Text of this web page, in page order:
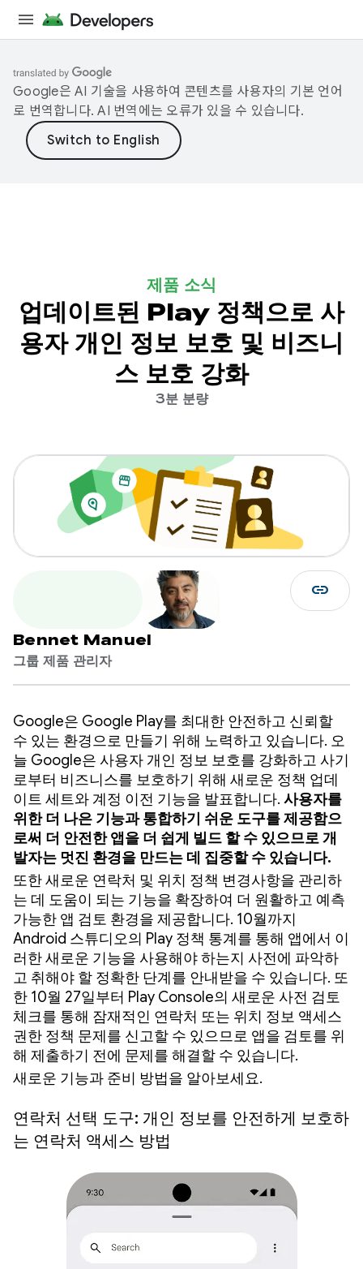
Google은 AI 기술을 사용하여 콘텐츠를 사용자의 기본 언어
로 번역합니다. AI 번역에는 오류가 있을 수 있습니다.
제품 소식
업데이트된 Play 정책으로 사
용자 개인 정보 보호 및 비즈니
스 보호 강화
3분 분량
Bennet Manuel
그룹 제품 관리자
link
Google은 Google Play를 최대한 안전하고 신뢰할
수 있는 환경으로 만들기 위해 노력하고 있습니다. 오
늘 Google은 사용자 개인 정보 보호를 강화하고 사기
로부터 비즈니스를 보호하기 위해 새로운 정책 업데
이트 세트와 계정 이전 기능을 발표합니다. 사용자를
위한 더 나은 기능과 통합하기 쉬운 도구를 제공함으
로써 더 안전한 앱을 더 쉽게 빌드 할 수 있으므로 개
발자는 멋진 환경을 만드는 데 집중할 수 있습니다.
또한 새로운 연락처 및 위치 정책 변경사항을 관리하
는 데 도움이 되는 기능을 확장하여 더 원활하고 예측
가능한 앱 검토 환경을 제공합니다. 10월까지
Android 스튜디오의 Play 정책 통계를 통해 앱에서 이
러한 새로운 기능을 사용해야 하는지 사전에 파악하
고 취해야 할 정확한 단계를 안내받을 수 있습니다. 또
한 10월 27일부터 Play Console의 새로운 사전 검토
체크를 통해 잠재적인 연락처 또는 위치 정보 액세스
권한 정책 문제를 신고할 수 있으므로 앱을 검토를 위
해 제출하기 전에 문제를 해결할 수 있습니다.
새로운 기능과 준비 방법을 알아보세요.
연락처 선택 도구: 개인 정보를 안전하게 보호하
는 연락처 액세스 방법